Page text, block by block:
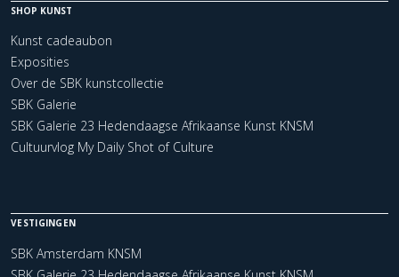
SHOP KUNST
Kunst cadeaubon
Exposities
Over de SBK kunstcollectie
SBK Galerie
SBK Galerie 23 Hedendaagse Afrikaanse Kunst KNSM
Cultuurvlog My Daily Shot of Culture
VESTIGINGEN
SBK Amsterdam KNSM